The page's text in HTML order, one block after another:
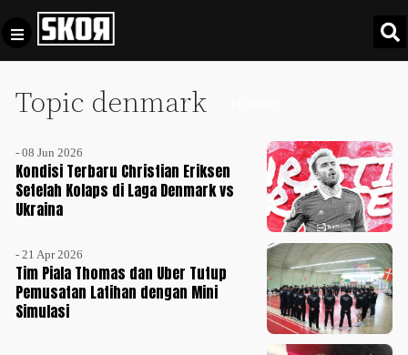
Topic denmark
- 08 Jun 2026
Kondisi Terbaru Christian Eriksen
Setelah Kolaps di Laga Denmark vs
Ukraina
- 21 Apr 2026
Tim Piala Thomas dan Uber Tutup
Pemusatan Latihan dengan Mini
Simulasi
Football +
Culture +
Timnas
Indonesia
Privacy
Pedoman
Pemberitaan
Media
Disclaimer
Tentang